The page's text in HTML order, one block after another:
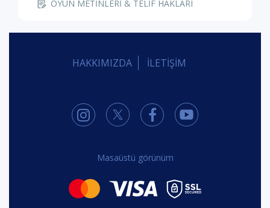
OYUN METİNLERİ & TELİF HAKLARI
HAKKIMIZDA İLETİŞİM
Masaüstü görünüm